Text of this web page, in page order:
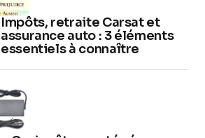
Impôts, retraite Carsat et
assurance auto : 3 éléments
essentiels à connaître